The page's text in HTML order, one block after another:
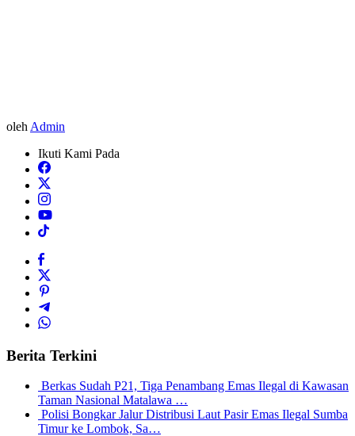
oleh Admin
Ikuti Kami Pada
Berita Terkini
Berkas Sudah P21, Tiga Penambang Emas Ilegal di Kawasan
Taman Nasional Matalawa …
Polisi Bongkar Jalur Distribusi Laut Pasir Emas Ilegal Sumba
Timur ke Lombok, Sa…